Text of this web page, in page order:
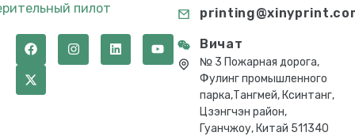
пилот
Вичат
№ 3 Пожарная дорога,
Фулинг промышленного
парка,Тангмей, Ксинтанг,
Цзэнгчэн район,
Гуанчжоу, Китай 511340